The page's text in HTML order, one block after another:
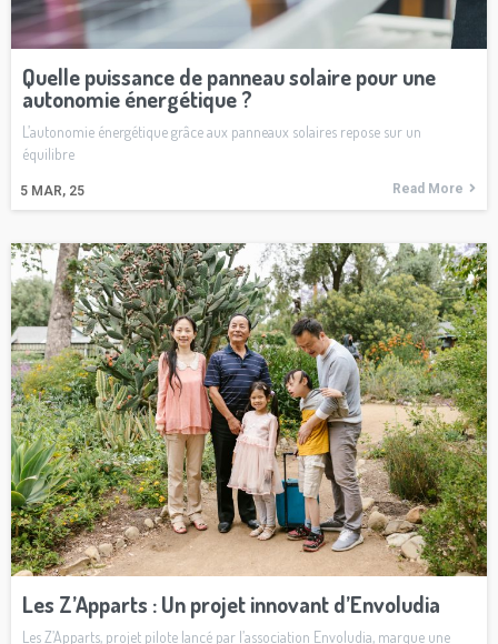
Quelle puissance de panneau solaire pour une
autonomie énergétique ?
5 MAR, 25
L’autonomie énergétique grâce aux panneaux solaires repose sur un
équilibre
Read More
Les Z’Apparts : Un projet innovant d’Envoludia
Les Z’Apparts, projet pilote lancé par l’association Envoludia, marque une